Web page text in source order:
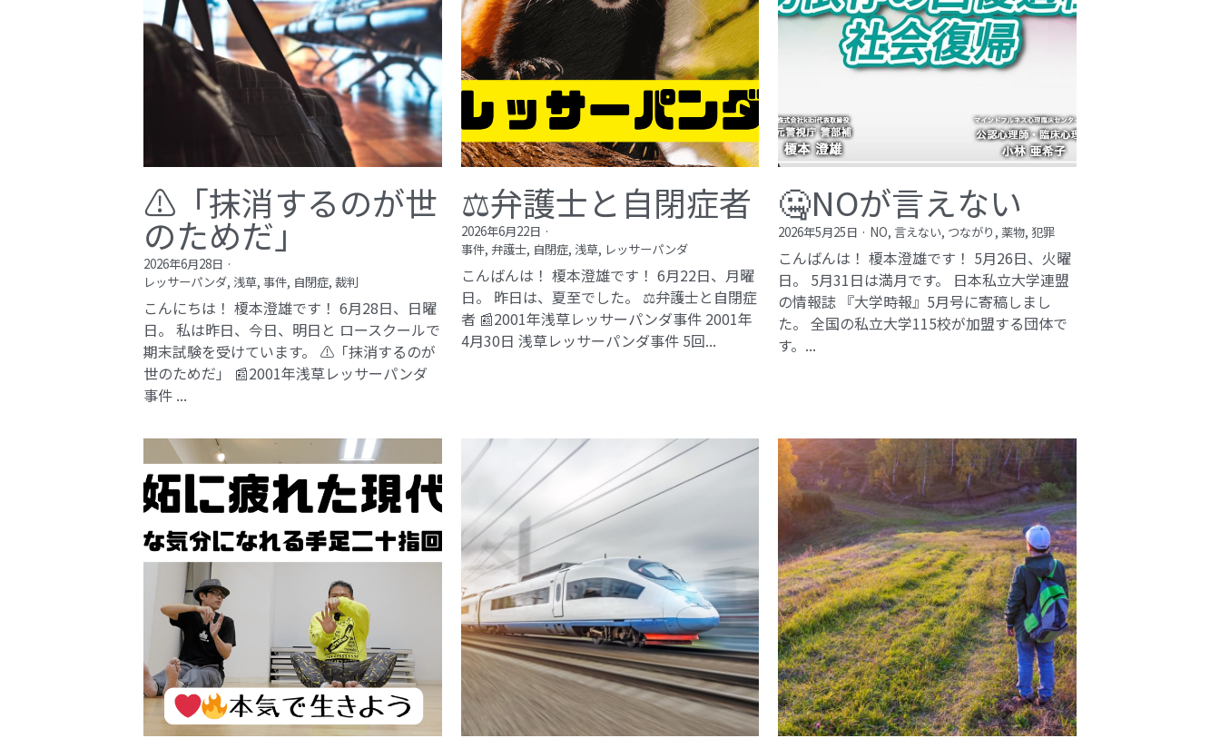
⚠️「抹消するのが世
のためだ」​
2026年6月28日 ·
レッサーパンダ, 浅草, 事件, 自閉症, 裁判
こんにちは！ 榎本澄雄です！ 6月28日、日曜
日。 私は昨日、今日、明日と ロースクールで
期末試験を受けています。 ⚠️「抹消するのが
世のためだ」 📰2001年浅草レッサーパンダ
事件​ ...
⚖️弁護士と自閉症者
2026年6月22日 ·
事件, 弁護士, 自閉症, 浅草, レッサーパンダ
こんばんは！ 榎本澄雄です！ 6月22日、月曜
日。 昨日は、夏至でした。 ⚖️弁護士と自閉症
者 📰2001年浅草レッサーパンダ事件​ 2001年
4月30日 浅草レッサーパンダ事件 5回...
🤐NOが言えない
2026年5月25日 · NO, 言えない, つながり, 薬物, 犯罪
こんばんは！ 榎本澄雄です！ 5月26日、火曜
日。 5月31日は満月です。 日本私立大学連盟
の情報誌 『大学時報』5月号に寄稿しまし
た。 全国の私立大学115校が加盟する団体で
す。...